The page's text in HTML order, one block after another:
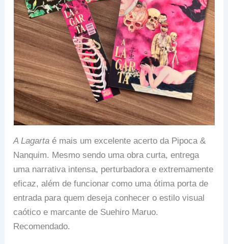
A Lagarta é mais um excelente acerto da Pipoca &
Nanquim. Mesmo sendo uma obra curta, entrega
uma narrativa intensa, perturbadora e extremamente
eficaz, além de funcionar como uma ótima porta de
entrada para quem deseja conhecer o estilo visual
caótico e marcante de Suehiro Maruo.
Recomendado.